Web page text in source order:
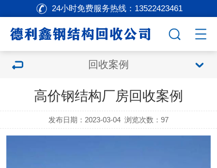
24小时免费服务热线： 13522423461
回收案例
高价钢结构厂房回收案例
发布日期：2023-03-04 浏览次数：97